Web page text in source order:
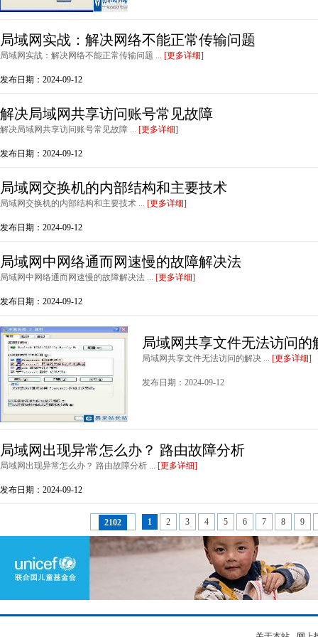
局域网实战：解决网络不能正常传输问题
局域网实战：解决网络不能正常传输问题 ... [更多详细]
发布日期：2024-09-12
解决局域网共享访问账号常见故障
解决局域网共享访问账号常见故障 ... [更多详细]
发布日期：2024-09-12
局域网交换机的内部结构和主要技术
局域网交换机的内部结构和主要技术 ... [更多详细]
发布日期：2024-09-12
局域网中网络通而网速慢的故障解决法
局域网中网络通而网速慢的故障解决法 ... [更多详细]
发布日期：2024-09-12
局域网共享文件无法访问的
局域网共享文件无法访问的解决 ... [更多详细]
发布日期：2024-09-12
局域网出现异常怎么办？ 路由故障分析
局域网出现异常怎么办？ 路由故障分析 ... [更多详细]
发布日期：2024-09-12
2102 1 2 3 4 5 6 7 8 9